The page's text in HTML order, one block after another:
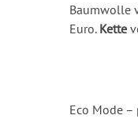
Baumwolle
Euro. Kette
Eco Mode